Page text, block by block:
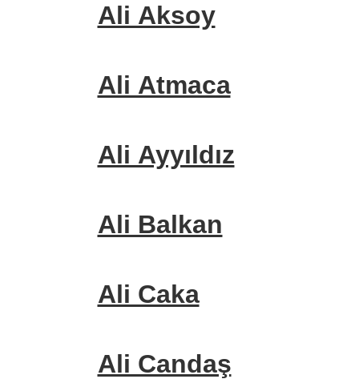
Ali Aksoy
Ali Atmaca
Ali Ayyıldız
Ali Balkan
Ali Caka
Ali Candaş